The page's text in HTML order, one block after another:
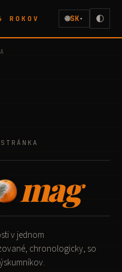
🌐SK▾ 🌓
mag
v jednom
chronologicky, so